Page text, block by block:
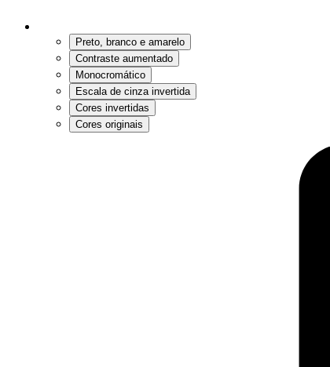
Preto, branco e amarelo
Contraste aumentado
Monocromático
Escala de cinza invertida
Cores invertidas
Cores originais